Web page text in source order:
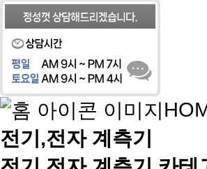
전기,전자 계측기